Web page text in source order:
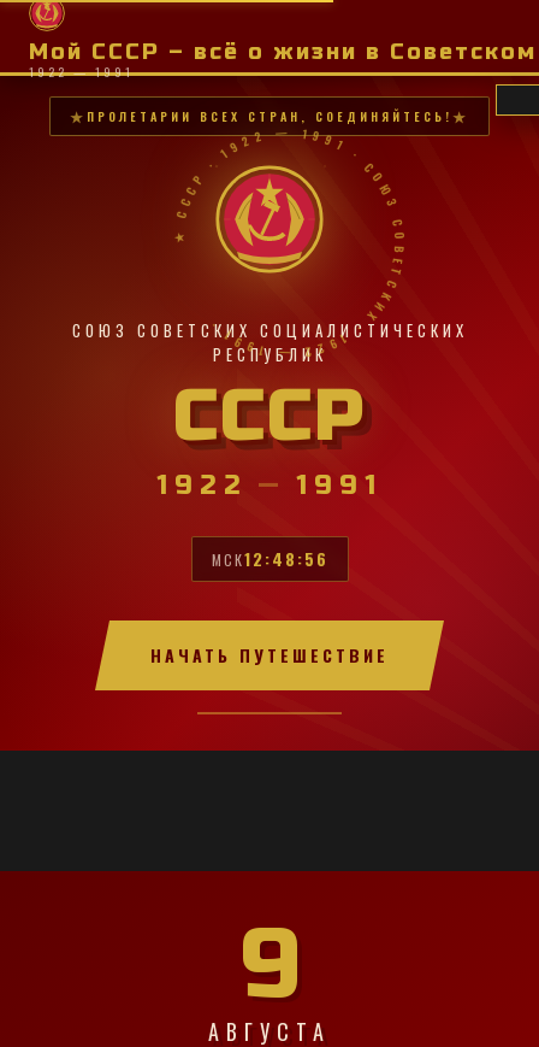
Мой СССР – всё о жизни в
1922 — 1991
ПРОЛЕТАРИИ ВСЕХ СТРАН, СОЕДИНЯЙТЕСЬ!
★ СССР · 1922 — 1991 · СОЮЗ СОВЕТСКИХ · 1922 — 1991 ·
СОЮЗ СОВЕТСКИХ СОЦИАЛИСТИЧЕСКИХ
РЕСПУБЛИК
СССР
1922 — 1991
МСК12:48:57
НАЧАТЬ ПУТЕШЕСТВИЕ
9
АВГУСТА